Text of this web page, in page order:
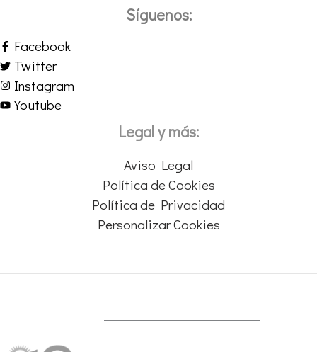
Síguenos:
Facebook
Twitter
Instagram
Youtube
Legal y más:
Aviso Legal
Política de Cookies
Política de Privacidad
Personalizar Cookies